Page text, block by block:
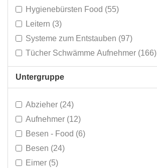
Hygienebürsten Food (55)
Leitern (3)
Systeme zum Entstauben (97)
Tücher Schwämme Aufnehmer (166)
Untergruppe
Abzieher (24)
Aufnehmer (12)
Besen - Food (6)
Besen (24)
Eimer (5)